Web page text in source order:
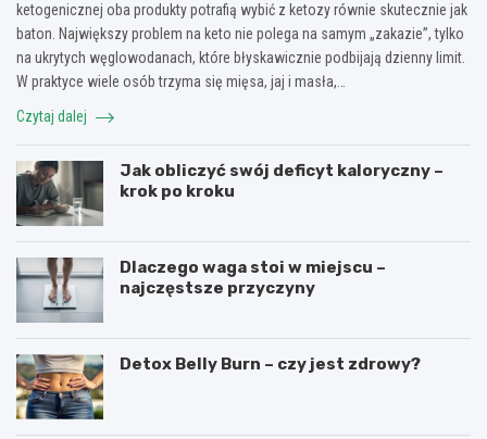
ketogenicznej oba produkty potrafią wybić z ketozy równie skutecznie jak
baton. Największy problem na keto nie polega na samym „zakazie”, tylko
na ukrytych węglowodanach, które błyskawicznie podbijają dzienny limit.
W praktyce wiele osób trzyma się mięsa, jaj i masła,…
Czytaj dalej
Jak obliczyć swój deficyt kaloryczny –
krok po kroku
Dlaczego waga stoi w miejscu –
najczęstsze przyczyny
Detox Belly Burn – czy jest zdrowy?